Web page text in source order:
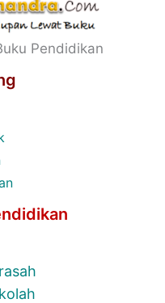
Pendidikan